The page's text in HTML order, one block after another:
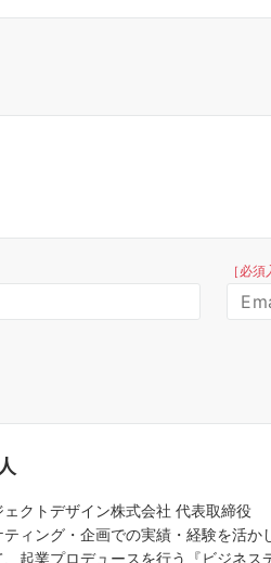
［必須
ェクトデザイン株式会社 代表取締役
ティング・企画での実績・経験を活
、起業プロデュースを行う『ビジネ